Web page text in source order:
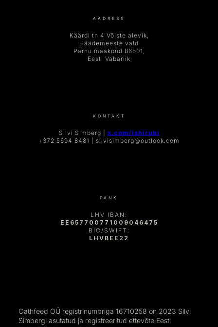
AADRESS
Käärdi tn 4 Võiste alevik,
Häädemeeste vald
Pärnu maakond 86501,
Eesti Vabariik
KONTAKT
Silvi Simberg | x.com/ishirubi
+372 5694 8481 | silvisimberg@outlook.com
PANK
LHV IBAN:
EE657700771009046475
BIC/SWIFT:
LHVBEE22
Oathfeed OÜ registrinumbriga 16710258 on 2023 Silvi
Simbergi asutatud ja registreeritud ettevõte Eesti